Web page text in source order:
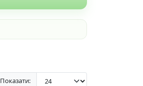
Показати: